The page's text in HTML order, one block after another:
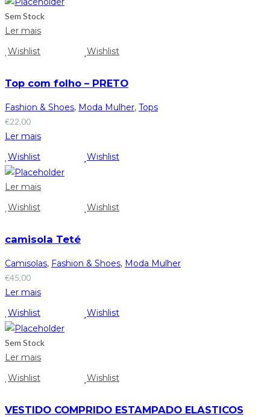
Sem Stock
Ler mais
Wishlist
Wishlist
Top com folho – PRETO
Fashion & Shoes, Moda Mulher, Tops
€22,00
Ler mais
Wishlist
Wishlist
Ler mais
Wishlist
Wishlist
camisola Teté
Camisolas, Fashion & Shoes, Moda Mulher
€45,00
Ler mais
Wishlist
Wishlist
Sem Stock
Ler mais
Wishlist
Wishlist
VESTIDO COMPRIDO ESTAMPADO ELASTICOS